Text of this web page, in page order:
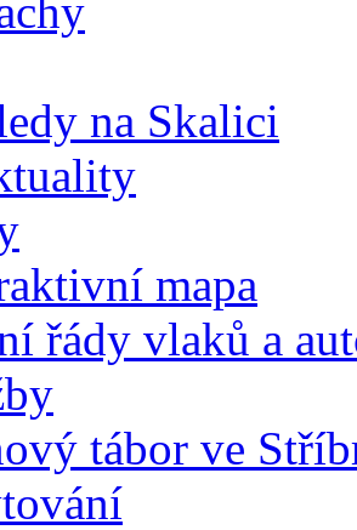
na Skalici
mapa
řády vlaků a
tábor ve